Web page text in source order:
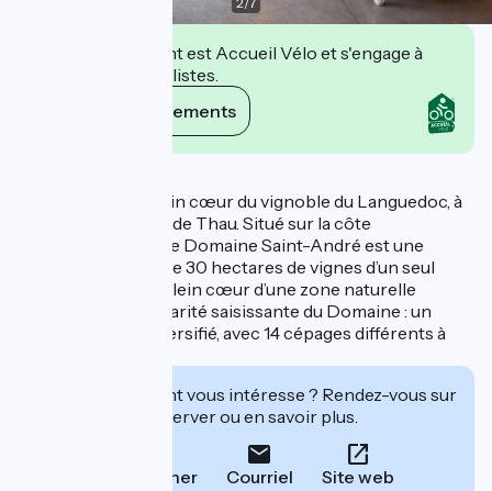
Cet établissement est Accueil Vélo et s'engage à
accueillir des cyclistes.
Voir ses engagements
Evadez-vous en plein cœur du vignoble du Languedoc, à
deux pas du Bassin de Thau. Situé sur la côte
Méditerranéenne, le Domaine Saint-André est une
propriété viticole de 30 hectares de vignes d’un seul
tenant, nichée en plein cœur d’une zone naturelle
préservée. Particularité saisissante du Domaine : un
encépagement diversifié, avec 14 cépages différents à
Cet établissement vous intéresse ? Rendez-vous sur
leur site pour réserver ou en savoir plus.
Téléphoner Courriel Site web